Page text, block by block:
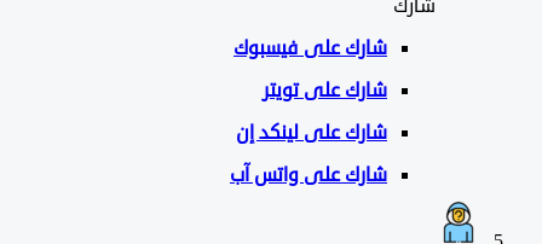
شارك علىفيسبوك
شارك على تويتر
شارك على لينكد إن
شارك على واتس آب